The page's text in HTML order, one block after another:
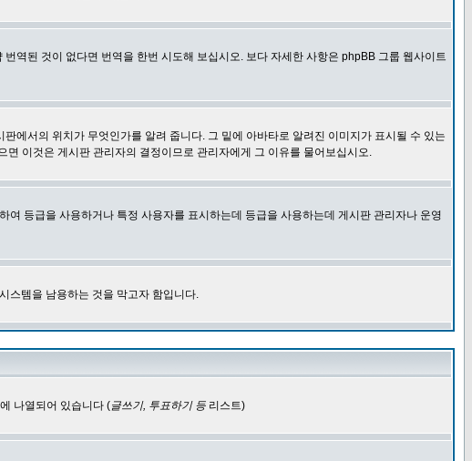
역된 것이 없다면 번역을 한번 시도해 보십시오. 보다 자세한 사항은 phpBB 그룹 웹사이트
에서의 위치가 무엇인가를 알려 줍니다. 그 밑에 아바타로 알려진 이미지가 표시될 수 있는
이것은 게시판 관리자의 결정이므로 관리자에게 그 이유를 물어보십시오.
등급을 사용하거나 특정 사용자를 표시하는데 등급을 사용하는데 게시판 관리자나 운영
스템을 남용하는 것을 막고자 함입니다.
나열되어 있습니다 (글쓰기, 투표하기 등 리스트)